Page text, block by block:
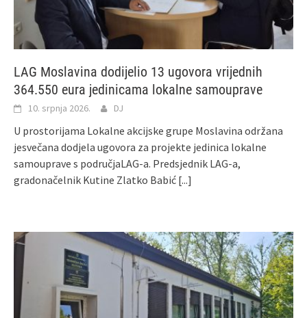
LAG Moslavina dodijelio 13 ugovora vrijednih
364.550 eura jedinicama lokalne samouprave
10. srpnja 2026. DJ
U prostorijama Lokalne akcijske grupe Moslavina održana
jesvečana dodjela ugovora za projekte jedinica lokalne
samouprave s područjaLAG-a. Predsjednik LAG-a,
gradonačelnik Kutine Zlatko Babić [...]